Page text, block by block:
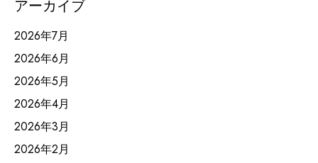
アーカイブ
2026年7月
2026年6月
2026年5月
2026年4月
2026年3月
2026年2月